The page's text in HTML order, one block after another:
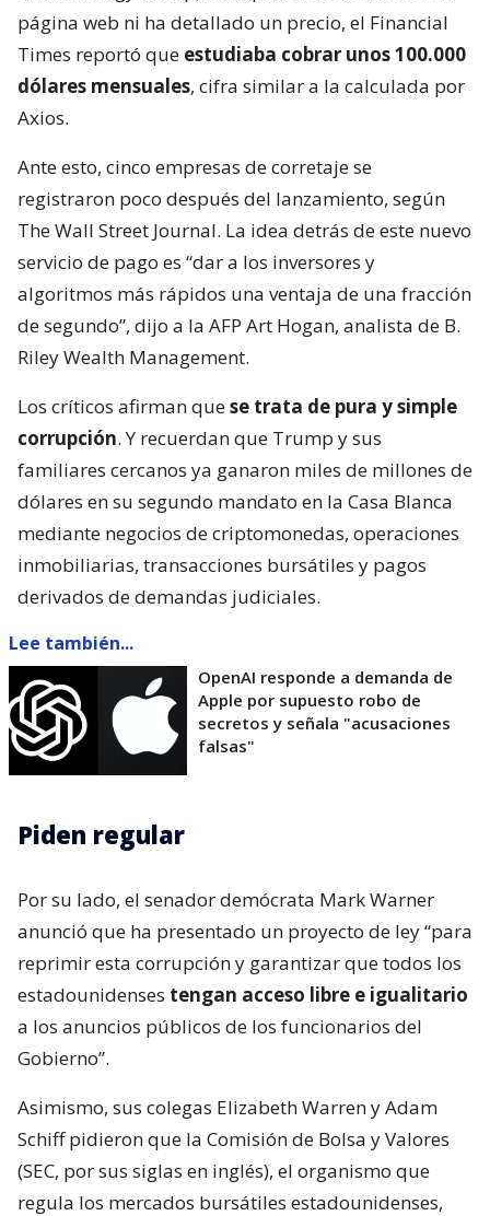
página web ni ha detallado un precio, el Financial
Times reportó que estudiaba cobrar unos 100.000
dólares mensuales, cifra similar a la calculada por
Axios.
Ante esto, cinco empresas de corretaje se
registraron poco después del lanzamiento, según
The Wall Street Journal. La idea detrás de este nuevo
servicio de pago es “dar a los inversores y
algoritmos más rápidos una ventaja de una fracción
de segundo”, dijo a la AFP Art Hogan, analista de B.
Riley Wealth Management.
Los críticos afirman quese trata de pura y simple
corrupción. Y recuerdan que Trump y sus
familiares cercanos ya ganaron miles de millones de
dólares en su segundo mandato en la Casa Blanca
mediante negocios de criptomonedas, operaciones
inmobiliarias, transacciones bursátiles y pagos
derivados de demandas judiciales.
Lee también...
OpenAI responde a demanda de
Apple por supuesto robo de
secretos y señala "acusaciones
falsas"
Piden regular
Por su lado, el senador demócrata Mark Warner
anunció que ha presentado un proyecto de ley “para
reprimir esta corrupción y garantizar que todos los
estadounidenses tengan acceso libre e igualitario
a los anuncios públicos de los funcionarios del
Gobierno”.
Asimismo, sus colegas Elizabeth Warren y Adam
Schiff pidieron que la Comisión de Bolsa y Valores
(SEC, por sus siglas en inglés), el organismo que
regula los mercados bursátiles estadounidenses,